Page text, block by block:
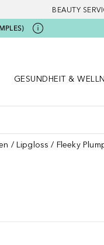
BEAUTY
GESUNDHEIT &
Lipgloss Fleeky